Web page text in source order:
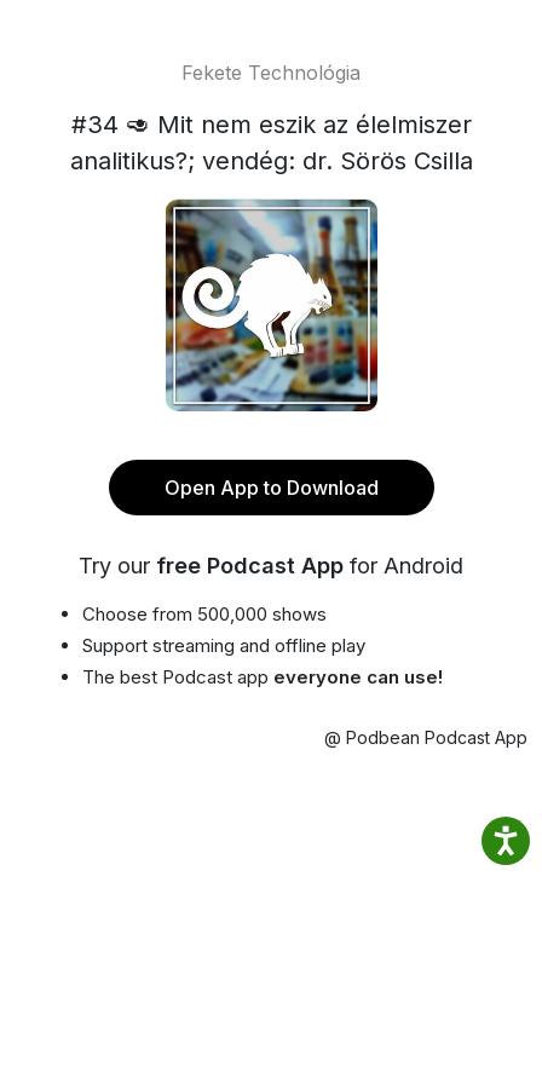
Fekete Technológia
#34 🥑 Mit nem eszik az élelmiszer
analitikus?; vendég: dr. Sörös Csilla
Open App to Download
Try our free Podcast App for Android
Choose from 500,000 shows
Support streaming and offline play
The best Podcast app everyone can use!
@ Podbean Podcast App